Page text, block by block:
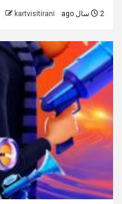
2 سال ago kartvisitirani